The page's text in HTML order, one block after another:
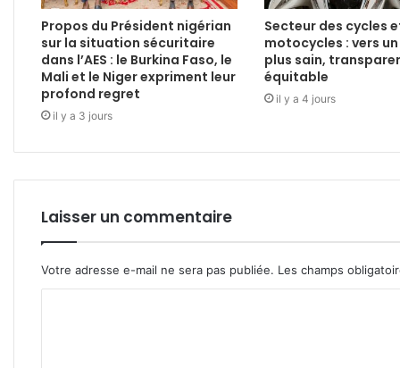
Propos du Président nigérian
sur la situation sécuritaire
dans l’AES : le Burkina Faso, le
Mali et le Niger expriment leur
profond regret
il y a 3 jours
Secteur des cycles
motocycles : vers
plus sain,
équitable
il y a 4 jours
Laisser un commentaire
Votre adresse e-mail ne sera pas publiée. Les champs